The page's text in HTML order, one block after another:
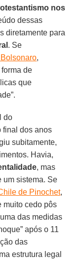
nos
dessas
diretamente para
. Se
,
de
que
do
final dos anos
subitamente,
Havia,
, mas
um sistema. Se
de Pinochet,
muito cedo pôs
das medidas
após o 11
das
estrutura legal